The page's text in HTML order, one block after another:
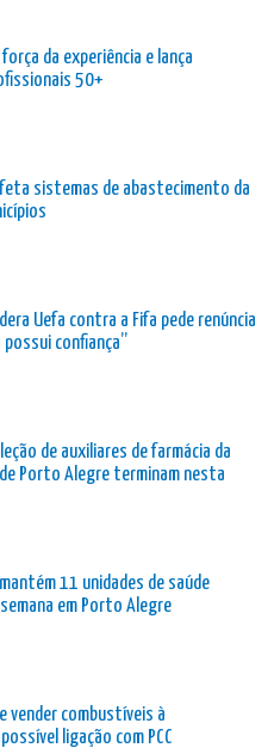
da experiência e lança
50+
sistemas de abastecimento da
Uefa contra a Fifa pede renúncia
confiança”
de auxiliares de farmácia da
Porto Alegre terminam nesta
11 unidades de saúde
em Porto Alegre
vender combustíveis à
ligação com PCC